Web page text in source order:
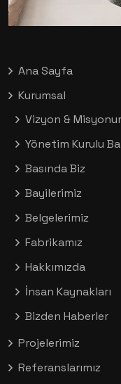
Ana Sayfa
Kurumsal
Vizyon &
Yönetim Kurulu
Basında Biz
Bayilerimiz
Belgelerimiz
Fabrikamız
Hakkımızda
İnsan Kaynakları
Bizden Haberler
Projelerimiz
Referanslarımız